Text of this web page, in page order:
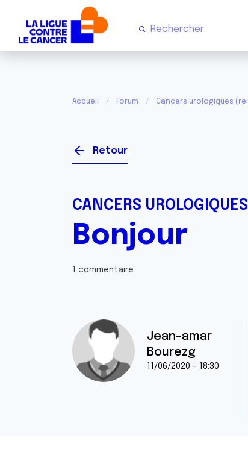
Accueil Forum Cancers urologiques
Retour
CANCERS
Bonjour
1 commentaire
Jean-amar
Bourezg
11/06/2020 - 18:30